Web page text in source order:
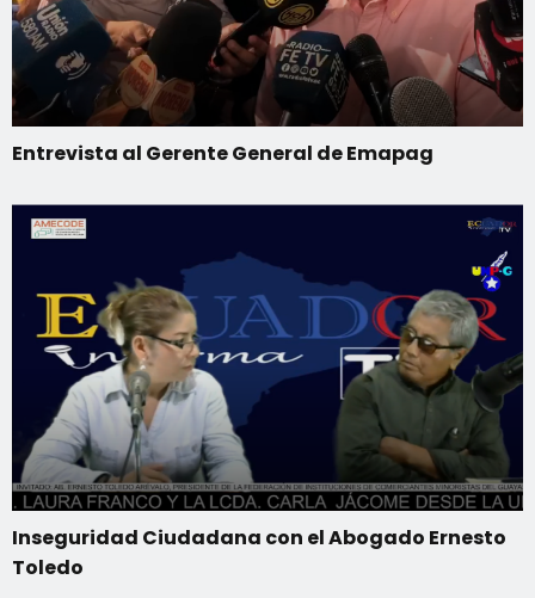
Entrevista al Gerente General de Emapag
Inseguridad Ciudadana con el Abogado Ernesto
Toledo